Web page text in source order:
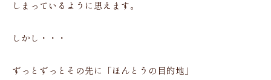
しまっているように思えます。
しかし・・・
ずっとずっとその先に「ほんとうの目的地」